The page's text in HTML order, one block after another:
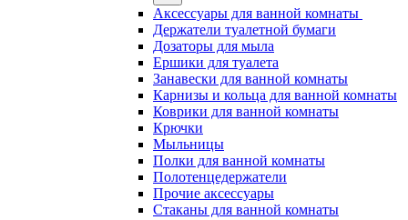
Аксессуары для ванной комнаты
Держатели туалетной бумаги
Дозаторы для мыла
Ершики для туалета
Занавески для ванной комнаты
Карнизы и кольца для ванной комнаты
Коврики для ванной комнаты
Крючки
Мыльницы
Полки для ванной комнаты
Полотенцедержатели
Прочие аксессуары
Стаканы для ванной комнаты